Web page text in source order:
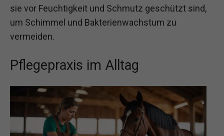
sie vor Feuchtigkeit und Schmutz geschützt sind,
um Schimmel und Bakterienwachstum zu
vermeiden.
Pflegepraxis im Alltag